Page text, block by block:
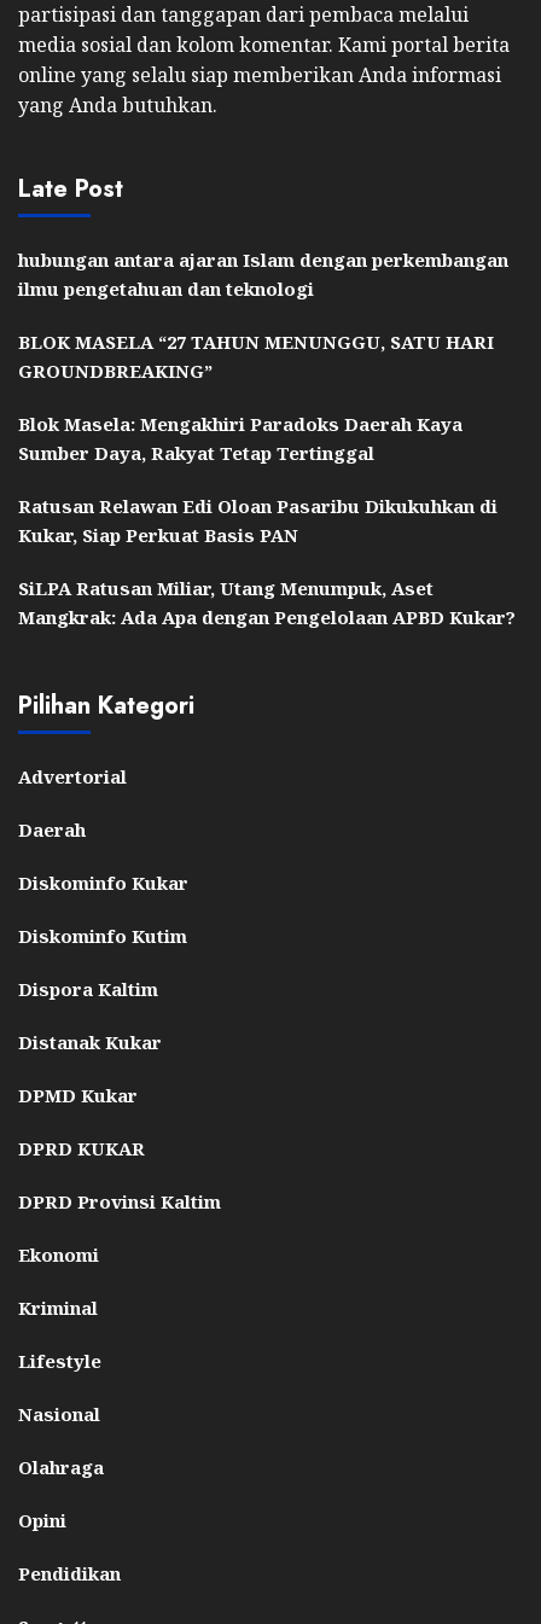
partisipasi dan tanggapan dari pembaca melalui
media sosial dan kolom komentar. Kami portal berita
online yang selalu siap memberikan Anda informasi
yang Anda butuhkan.
Late Post
hubungan antara ajaran Islam dengan perkembangan
ilmu pengetahuan dan teknologi
BLOK MASELA “27 TAHUN MENUNGGU, SATU HARI
GROUNDBREAKING”
Blok Masela: Mengakhiri Paradoks Daerah Kaya
Sumber Daya, Rakyat Tetap Tertinggal
Ratusan Relawan Edi Oloan Pasaribu Dikukuhkan di
Kukar, Siap Perkuat Basis PAN
SiLPA Ratusan Miliar, Utang Menumpuk, Aset
Mangkrak: Ada Apa dengan Pengelolaan APBD Kukar?
Pilihan Kategori
Advertorial
Daerah
Diskominfo Kukar
Diskominfo Kutim
Dispora Kaltim
Distanak Kukar
DPMD Kukar
DPRD KUKAR
DPRD Provinsi Kaltim
Ekonomi
Kriminal
Lifestyle
Nasional
Olahraga
Opini
Pendidikan